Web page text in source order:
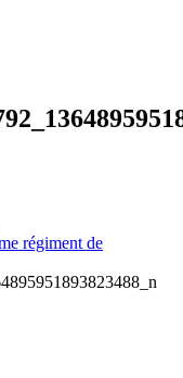
régiment de